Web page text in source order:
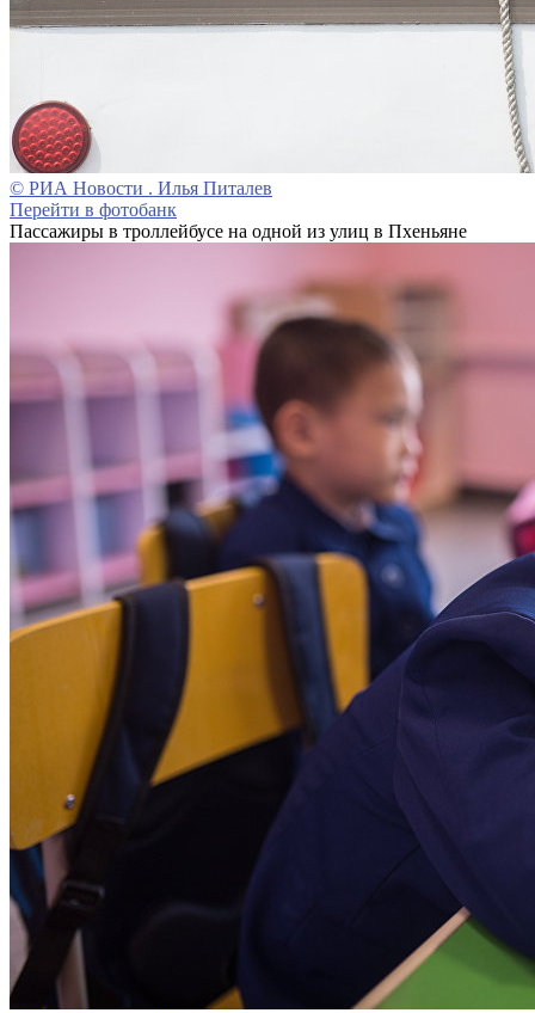
© РИА Новости . Илья Питалев
Перейти в фотобанк
Пассажиры в троллейбусе на одной из улиц в Пхеньяне